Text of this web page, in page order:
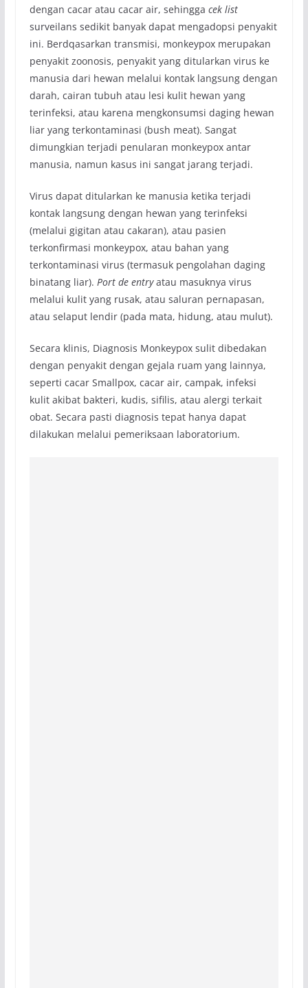
dengan cacar atau cacar air, sehingga cek list
surveilans sedikit banyak dapat mengadopsi penyakit
ini. Berdqasarkan transmisi, monkeypox merupakan
penyakit zoonosis, penyakit yang ditularkan virus ke
manusia dari hewan melalui kontak langsung dengan
darah, cairan tubuh atau lesi kulit hewan yang
terinfeksi, atau karena mengkonsumsi daging hewan
liar yang terkontaminasi (bush meat). Sangat
dimungkian terjadi penularan monkeypox antar
manusia, namun kasus ini sangat jarang terjadi.
Virus dapat ditularkan ke manusia ketika terjadi
kontak langsung dengan hewan yang terinfeksi
(melalui gigitan atau cakaran), atau pasien
terkonfirmasi monkeypox, atau bahan yang
terkontaminasi virus (termasuk pengolahan daging
binatang liar). Port de entryatau masuknya virus
melalui kulit yang rusak, atau saluran pernapasan,
atau selaput lendir (pada mata, hidung, atau mulut).
Secara klinis, Diagnosis Monkeypox sulit dibedakan
dengan penyakit dengan gejala ruam yang lainnya,
seperti cacar Smallpox, cacar air, campak, infeksi
kulit akibat bakteri, kudis, sifilis, atau alergi terkait
obat. Secara pasti diagnosis tepat hanya dapat
dilakukan melalui pemeriksaan laboratorium.